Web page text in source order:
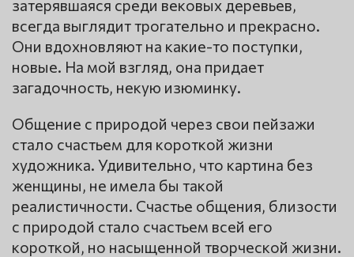
затерявшаяся среди вековых деревьев,
всегда выглядит трогательно и прекрасно.
Они вдохновляют на какие-то поступки,
новые. На мой взгляд, она придает
загадочность, некую изюминку.
Общение с природой через свои пейзажи
стало счастьем для короткой жизни
художника. Удивительно, что картина без
женщины, не имела бы такой
реалистичности. Счастье общения, близости
с природой стало счастьем всей его
короткой, но насыщенной творческой жизни.